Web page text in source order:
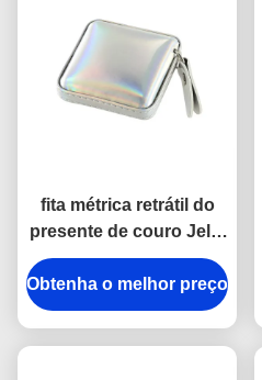
fita métrica retrátil do
presente de couro Jelly
Color da lembrança do
plutônio de 15mm
Obtenha o melhor preço